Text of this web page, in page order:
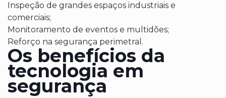
Inspeção de grandes espaços industriais e
comerciais;
Monitoramento de eventos e multidões;
Reforço na segurança perimetral.
Os benefícios da
tecnologia em
segurança